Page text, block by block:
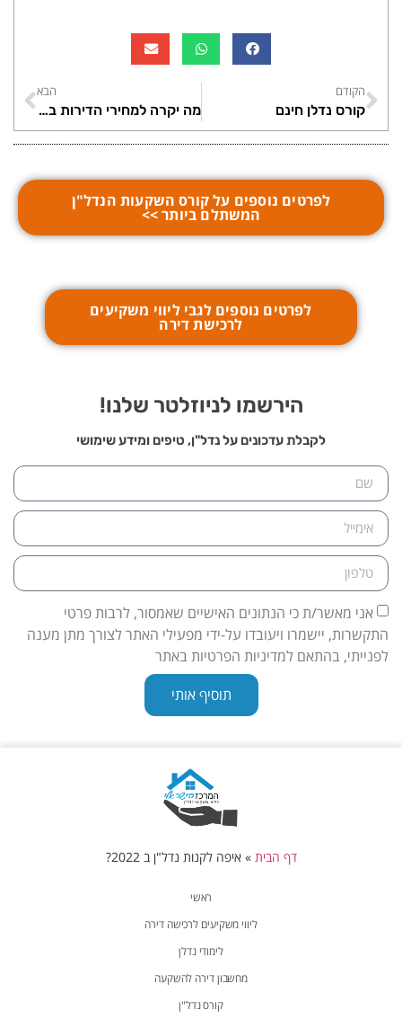
הקודם
קורס נדלן חינם
הבא
מה יקרה למחירי הדירות ב 2022?
לפרטים נוספים על קורס השקעות הנדל"ן
המשתלם ביותר >>
לפרטים נוספים לגבי ליווי משקיעים
לרכישת דירה
הירשמו לניוזלטר שלנו!
לקבלת עדכונים על נדל"ן, טיפים ומידע שימושי
אני מאשר/ת כי הנתונים האישיים שאמסור, לרבות פרטי
התקשרות, יישמרו ויעובדו על-ידי מפעילי האתר לצורך מתן מענה
לפנייתי, בהתאם למדיניות הפרטיות באתר
תוסיף אותי
ראשי
ליווי משקיעים לרכישה דירה
לימודי נדלן
מחשבון דירה להשקעה
קורס נדל"ן
דף הבית »איפה לקנות נדל"ן ב 2022?